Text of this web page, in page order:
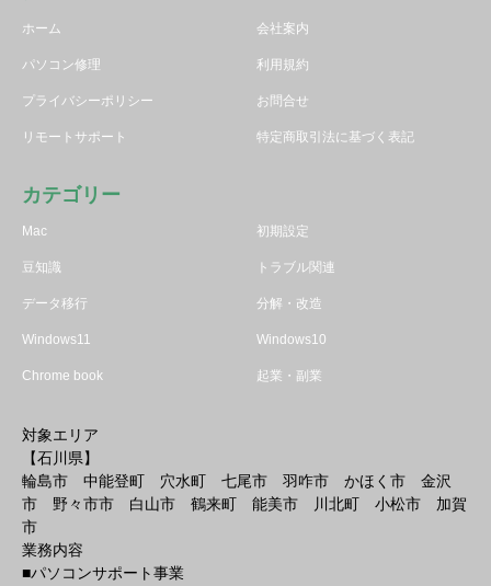
ホーム 会社案内
パソコン修理 利用規約
プライバシーポリシー お問合せ
リモートサポート 特定商取引法に基づく表記
カテゴリー
Mac 初期設定
豆知識 トラブル関連
データ移行 分解・改造
Windows11 Windows10
Chrome book 起業・副業
対象エリア
【石川県】
輪島市 中能登町 穴水町 七尾市 羽咋市 かほく市 金沢
市 野々市市 白山市 鶴来町 能美市 川北町 小松市 加賀
市
業務内容
■パソコンサポート事業